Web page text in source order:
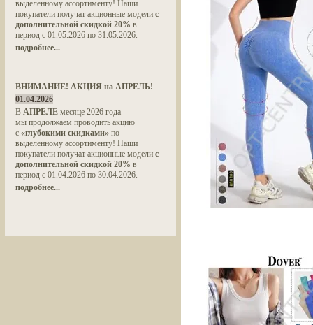
выделенному ассортименту! Наши
покупатели получат акционные модели с
дополнительной скидкой 20% в
период с 01.05.2026 по 31.05.2026.
подробнее...
ВНИМАНИЕ! АКЦИЯ на АПРЕЛЬ!
01.04.2026
В АПРЕЛЕ месяце 2026 года
мы продолжаем проводить акцию
с «глубокими скидками» по
выделенному ассортименту! Наши
покупатели получат акционные модели с
дополнительной скидкой 20% в
период с 01.04.2026 по 30.04.2026.
подробнее...